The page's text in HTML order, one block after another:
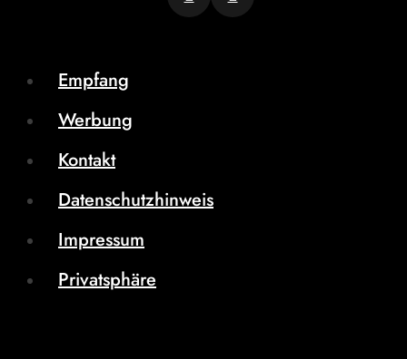
Empfang
Werbung
Kontakt
Datenschutzhinweis
Impressum
Privatsphäre